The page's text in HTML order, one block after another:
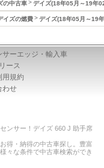
の中古車 デイズ(18年05月～19年
イズの燃費 デイズ(18年05月～19
サーエッジ・輸入車
ース
用規約
わせ
ンサー！デイズ 660 J 助手席
得・納得の中古車探し。豊富
々な条件で中古車検索ができ